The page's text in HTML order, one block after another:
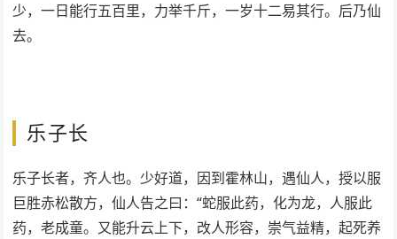
少，一日能行五百里，力举千斤，一岁十二易其行。后乃仙
去。
乐子长
乐子长者，齐人也。少好道，因到霍林山，遇仙人，授以服
巨胜赤松散方，仙人告之曰：“蛇服此药，化为龙，人服此
药，老成童。又能升云上下，改人形容，崇气益精，起死养